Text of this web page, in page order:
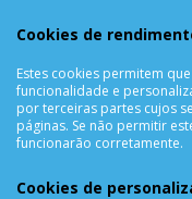
Termos & Condições
Política de Privacidade
Trocas & Devoluções
Métodos de Pagamento
Resolução de Litígios
Livro de reclamações
Cookies de
Estes cookies permitem
funcionalidade e
por terceiras partes cujos
páginas. Se não permitir
funcionarão corretamente.
Cookies de